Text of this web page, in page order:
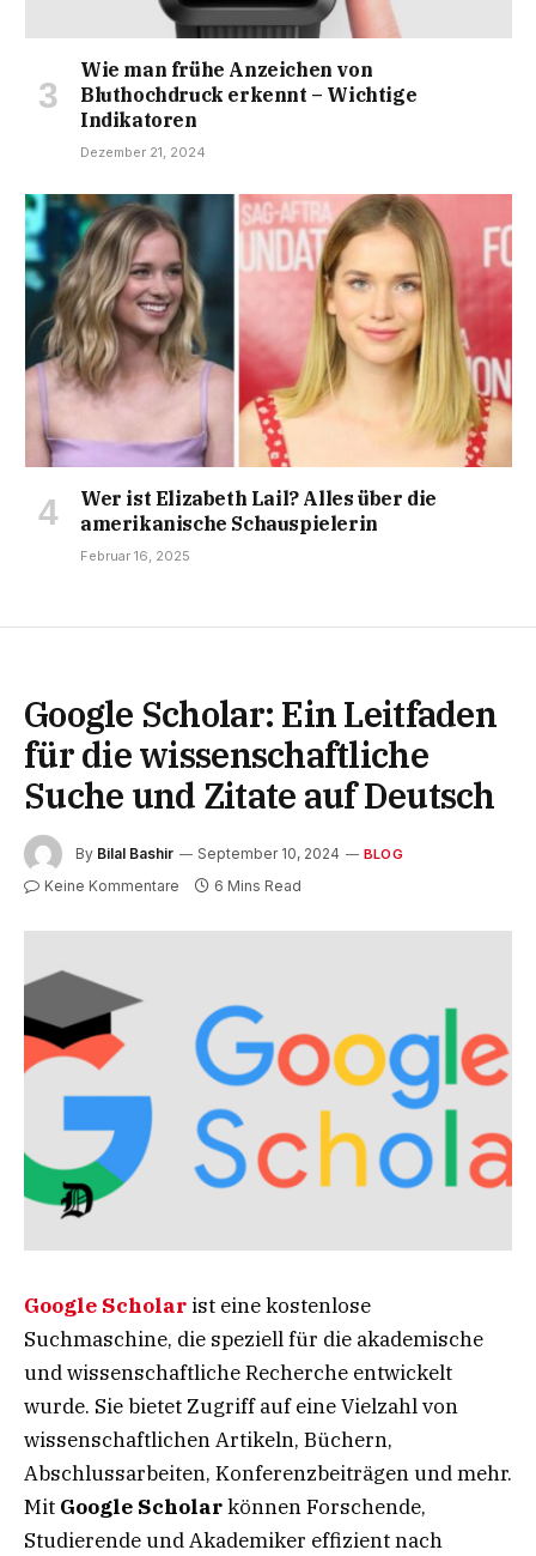
Wie man frühe Anzeichen von
Bluthochdruck erkennt – Wichtige
Indikatoren
Dezember 21, 2024
Wer ist Elizabeth Lail? Alles über die
amerikanische Schauspielerin
Februar 16, 2025
Google Scholar: Ein Leitfaden
für die wissenschaftliche
Suche und Zitate auf Deutsch
By Bilal Bashir September 10, 2024 BLOG
Keine Kommentare 6 Mins Read
Google Scholar ist eine kostenlose
Suchmaschine, die speziell für die akademische
und wissenschaftliche Recherche entwickelt
wurde. Sie bietet Zugriff auf eine Vielzahl von
wissenschaftlichen Artikeln, Büchern,
Abschlussarbeiten, Konferenzbeiträgen und mehr.
Mit Google Scholarkönnen Forschende,
Studierende und Akademiker effizient nach